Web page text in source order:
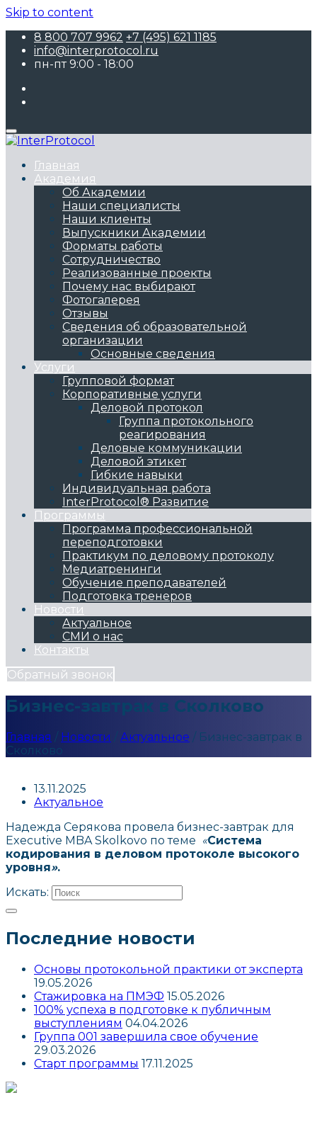
Skip to content
8 800 707 9962 +7 (495) 621 1185
info@interprotocol.ru
пн-пт 9:00 - 18:00
Главная
Академия
Об Академии
Наши специалисты
Наши клиенты
Выпускники Академии
Форматы работы
Сотрудничество
Реализованные проекты
Почему нас выбирают
Фотогалерея
Отзывы
Сведения об образовательной
организации
Основные сведения
Услуги
Групповой формат
Корпоративные услуги
Деловой протокол
Группа протокольного
реагирования
Деловые коммуникации
Деловой этикет
Гибкие навыки
Индивидуальная работа
InterProtocol® Развитие
Программы
Программа профессиональной
переподготовки
Практикум по деловому протоколу
Медиатренинги
Обучение преподавателей
Подготовка тренеров
Новости
Актуальное
СМИ о нас
Контакты
Обратный звонок
Бизнес-завтрак в Сколково
Главная / Новости Актуальное / Бизнес-завтрак в
Сколково
13.11.2025
Актуальное
Надежда Серякова провела бизнес-завтрак для
Executive MBA Skolkovo по теме ‭«Система
кодирования в деловом протоколе высокого
уровня».
Искать:
Последние новости
Основы протокольной практики от эксперта
19.05.2026
Стажировка на ПМЭФ 15.05.2026
100% успеха в подготовке к публичным
выступлениям 04.04.2026
Группа 001 завершила свое обучение
29.03.2026
Старт программы 17.11.2025